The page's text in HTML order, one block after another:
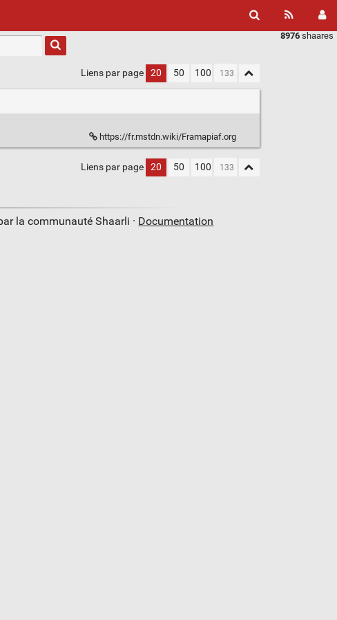
8976 shaares
Liens par page 20 50 100
https://fr.mstdn.wiki/Framapiaf.org
Liens par page 20 50 100
la communauté Shaarli · Documentation